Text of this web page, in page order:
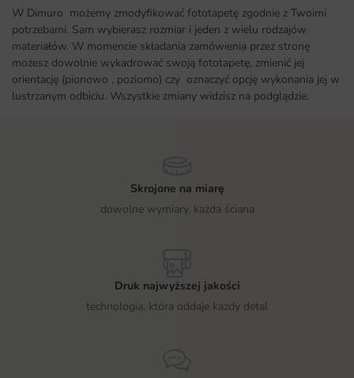
W Dimuro możemy zmodyfikować fototapetę zgodnie z Twoimi
potrzebami. Sam wybierasz rozmiar i jeden z wielu rodzajów
materiałów. W momencie składania zamówienia przez stronę
możesz dowolnie wykadrować swoją fototapetę, zmienić jej
orientację (pionowo , poziomo) czy oznaczyć opcję wykonania jej w
lustrzanym odbiciu. Wszystkie zmiany widzisz na podglądzie.
Skrojone na miarę
dowolne wymiary, każda ściana
Druk najwyższej jakości
technologia, która oddaje każdy detal